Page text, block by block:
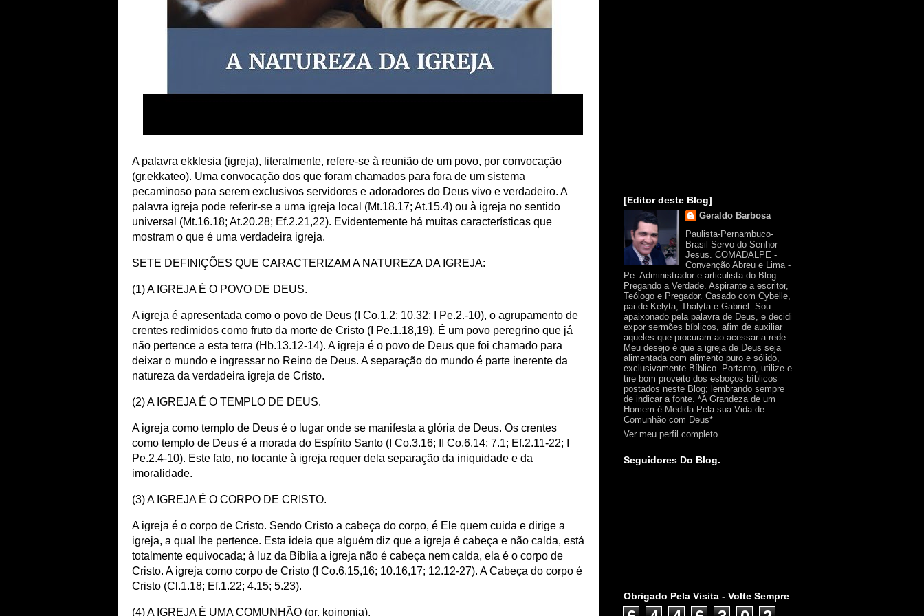
A palavra ekklesia (igreja), literalmente, refere-se à reunião de um povo, por convocação
(gr.ekkateo). Uma convocação dos que foram chamados para fora de um sistema
pecaminoso para serem exclusivos servidores e adoradores do Deus vivo e verdadeiro. A
palavra igreja pode referir-se a uma igreja local (Mt.18.17; At.15.4) ou à igreja no sentido
universal (Mt.16.18; At.20.28; Ef.2.21,22). Evidentemente há muitas características que
mostram o que é uma verdadeira igreja.
SETE DEFINIÇÕES QUE CARACTERIZAM A NATUREZA DA IGREJA:
(1) A IGREJA É O POVO DE DEUS.
A igreja é apresentada como o povo de Deus (I Co.1.2; 10.32; I Pe.2.-10), o agrupamento de
crentes redimidos como fruto da morte de Cristo (I Pe.1.18,19). É um povo peregrino que já
não pertence a esta terra (Hb.13.12-14). A igreja é o povo de Deus que foi chamado para
deixar o mundo e ingressar no Reino de Deus. A separação do mundo é parte inerente da
natureza da verdadeira igreja de Cristo.
(2) A IGREJA É O TEMPLO DE DEUS.
A igreja como templo de Deus é o lugar onde se manifesta a glória de Deus. Os crentes
como templo de Deus é a morada do Espírito Santo (I Co.3.16; II Co.6.14; 7.1; Ef.2.11-22; I
Pe.2.4-10). Este fato, no tocante à igreja requer dela separação da iniquidade e da
imoralidade.
(3) A IGREJA É O CORPO DE CRISTO.
A igreja é o corpo de Cristo. Sendo Cristo a cabeça do corpo, é Ele quem cuida e dirige a
igreja, a qual lhe pertence. Esta ideia que alguém diz que a igreja é cabeça e não calda, está
totalmente equivocada; à luz da Bíblia a igreja não é cabeça nem calda, ela é o corpo de
Cristo. A igreja como corpo de Cristo (I Co.6.15,16; 10.16,17; 12.12-27). A Cabeça do corpo é
Cristo (Cl.1.18; Ef.1.22; 4.15; 5.23).
(4) A IGREJA É UMA COMUNHÃO (gr. koinonia).
[Editor deste Blog]
Geraldo Barbosa
Paulista-Pernambuco-
Brasil Servo do Senhor
Jesus. COMADALPE -
Convenção Abreu e Lima -
Pe. Administrador e articulista do Blog
Pregando a Verdade. Aspirante a escritor,
Teólogo e Pregador. Casado com Cybelle,
pai de Kelyta, Thalyta e Gabriel. Sou
apaixonado pela palavra de Deus, e decidi
expor sermões bíblicos, afim de auxiliar
aqueles que procuram ao acessar a rede.
Meu desejo é que a igreja de Deus seja
alimentada com alimento puro e sólido,
exclusivamente Bíblico. Portanto, utilize e
tire bom proveito dos esboços bíblicos
postados neste Blog; lembrando sempre
de indicar a fonte. *A Grandeza de um
Homem é Medida Pela sua Vida de
Comunhão com Deus*
Ver meu perfil completo
Seguidores Do Blog.
Obrigado Pela Visita - Volte Sempre